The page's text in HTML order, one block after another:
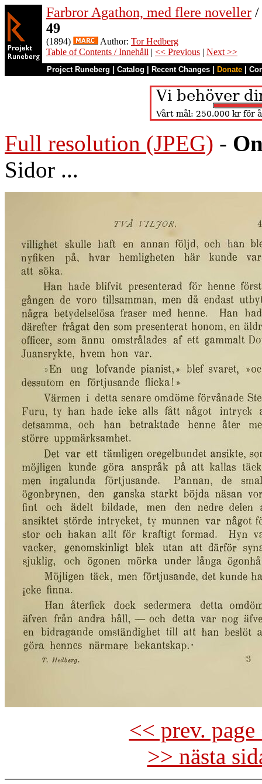
Farbror Agathon, med flere noveller /
49
(1894) Author: Tor Hedberg
Table of Contents / Innehåll | << Previous | Next >>
Project Runeberg Catalog Recent Changes Donate
Full resolution (JPEG) -
Sidor ...
<< prev.
>> nästa